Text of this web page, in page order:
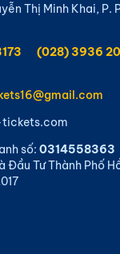
Thị Minh Khai, P.
(028) 3936
số: 0314558363
Đầu Tư Thành Phố